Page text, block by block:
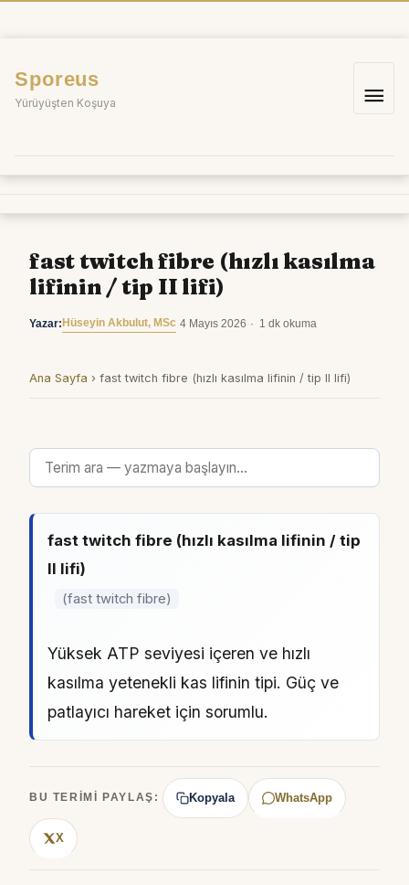
Sporeus
Yürüyüşten Koşuya
Ana
fast twitch fibre (hızlı kasılma
lifinin / tip II lifi)
Yazar: Hüseyin Akbulut, MSc 4 Mayıs 2026 1 dk okuma
Ana Sayfa › fast twitch fibre (hızlı kasılma lifinin / tip II lifi)
fast twitch fibre (hızlı kasılma lifinin / tip
II lifi)
(fast twitch fibre)
Yüksek ATP seviyesi içeren ve hızlı
kasılma yetenekli kas lifinin tipi. Güç ve
patlayıcı hareket için sorumlu.
BU TERIMI PAYLAŞ: Kopyala WhatsApp
X